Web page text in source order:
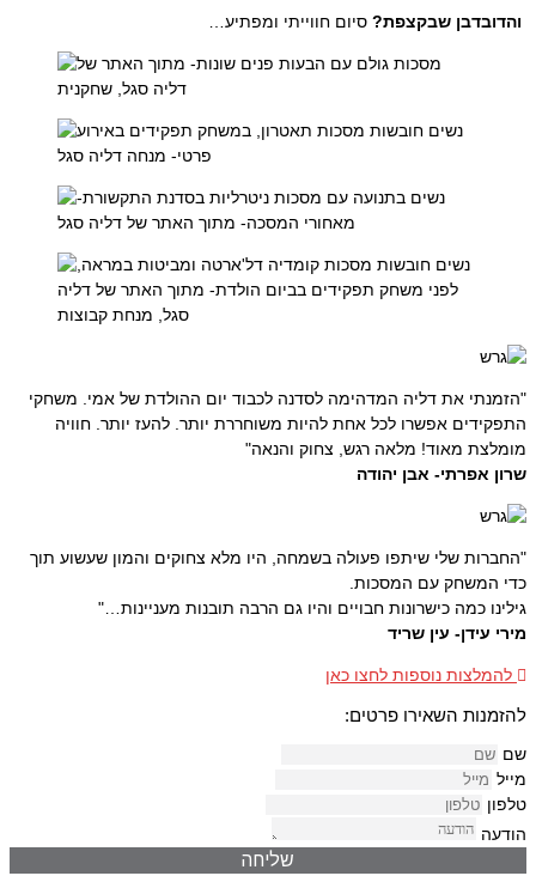
והדובדבן שבקצפת? סיום חווייתי ומפתיע…
"הזמנתי את דליה המדהימה לסדנה לכבוד יום ההולדת של אמי. משחקי
התפקידים אפשרו לכל אחת להיות משוחררת יותר. להעז יותר. חוויה
מומלצת מאוד! מלאה רגש, צחוק והנאה"
שרון אפרתי- אבן יהודה
"החברות שלי שיתפו פעולה בשמחה, היו מלא צחוקים והמון שעשוע תוך
כדי המשחק עם המסכות.
גילינו כמה כישרונות חבויים והיו גם הרבה תובנות מעניינות…"
מירי עידן- עין שריד
להמלצות נוספות לחצו כאן
להזמנות השאירו פרטים:
שם
מייל
טלפון
הודעה
שליחה